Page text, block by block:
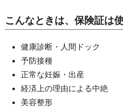
こんなときは、保険証は
健康診断・人間ドック
予防接種
正常な妊娠・出産
経済上の理由による中絶
美容整形